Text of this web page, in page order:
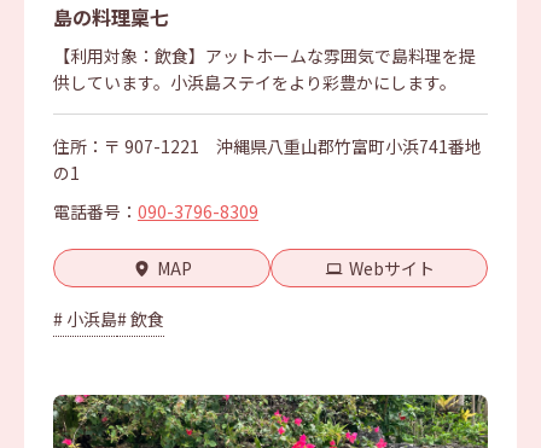
島の料理稟七
【利用対象：飲食】アットホームな雰囲気で島料理を提
供しています。小浜島ステイをより彩豊かにします。
住所：〒 907-1221 沖縄県八重山郡竹富町小浜741番地
の1
電話番号： 090-3796-8309
MAP Webサイト
# 小浜島# 飲食